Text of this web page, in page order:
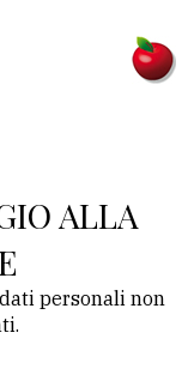
ALLA
personali non